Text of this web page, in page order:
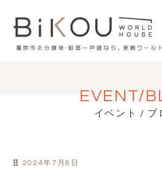
EVENT/
イベント / ブ
2024年7月8日